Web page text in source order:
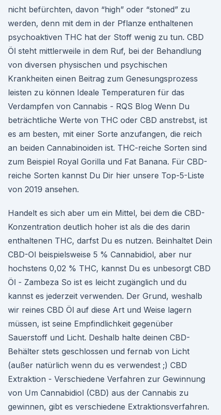
nicht befürchten, davon “high” oder “stoned” zu
werden, denn mit dem in der Pflanze enthaltenen
psychoaktiven THC hat der Stoff wenig zu tun. CBD
Öl steht mittlerweile in dem Ruf, bei der Behandlung
von diversen physischen und psychischen
Krankheiten einen Beitrag zum Genesungsprozess
leisten zu können Ideale Temperaturen für das
Verdampfen von Cannabis - RQS Blog Wenn Du
beträchtliche Werte von THC oder CBD anstrebst, ist
es am besten, mit einer Sorte anzufangen, die reich
an beiden Cannabinoiden ist. THC-reiche Sorten sind
zum Beispiel Royal Gorilla und Fat Banana. Für CBD-
reiche Sorten kannst Du Dir hier unsere Top-5-Liste
von 2019 ansehen.
Handelt es sich aber um ein Mittel, bei dem die CBD-
Konzentration deutlich hoher ist als die des darin
enthaltenen THC, darfst Du es nutzen. Beinhaltet Dein
CBD-Ol beispielsweise 5 % Cannabidiol, aber nur
hochstens 0,02 % THC, kannst Du es unbesorgt CBD
Öl - Zambeza So ist es leicht zugänglich und du
kannst es jederzeit verwenden. Der Grund, weshalb
wir reines CBD Öl auf diese Art und Weise lagern
müssen, ist seine Empfindlichkeit gegenüber
Sauerstoff und Licht. Deshalb halte deinen CBD-
Behälter stets geschlossen und fernab von Licht
(außer natürlich wenn du es verwendest ;) CBD
Extraktion - Verschiedene Verfahren zur Gewinnung
von Um Cannabidiol (CBD) aus der Cannabis zu
gewinnen, gibt es verschiedene Extraktionsverfahren.